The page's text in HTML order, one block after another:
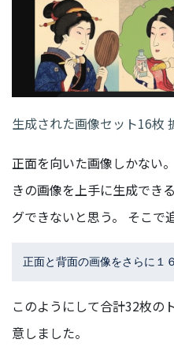
生成された画像セット16枚
正面を向いた画像しかない
きの画像を上手に生成でき
グできないと思う。 そこで
このようにして合計32枚の
意しました。